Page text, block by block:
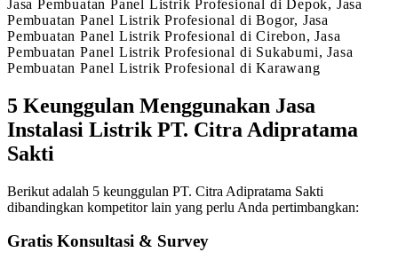
Jasa Pembuatan Panel Listrik Profesional di Depok, Jasa
Pembuatan Panel Listrik Profesional di Bogor, Jasa
Pembuatan Panel Listrik Profesional di Cirebon, Jasa
Pembuatan Panel Listrik Profesional di Sukabumi, Jasa
Pembuatan Panel Listrik Profesional di Karawang
5 Keunggulan Menggunakan Jasa
Instalasi Listrik PT. Citra Adipratama
Sakti
Berikut adalah 5 keunggulan PT. Citra Adipratama Sakti
dibandingkan kompetitor lain yang perlu Anda pertimbangkan:
Gratis Konsultasi & Survey